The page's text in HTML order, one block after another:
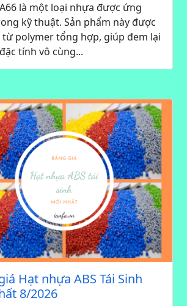
là một loại nhựa được ứng
kỹ thuật. Sản phẩm này được
từ polymer tổng hợp, giúp đem lại
tính vô cùng...
Hạt nhựa ABS Tái Sinh
8/2026